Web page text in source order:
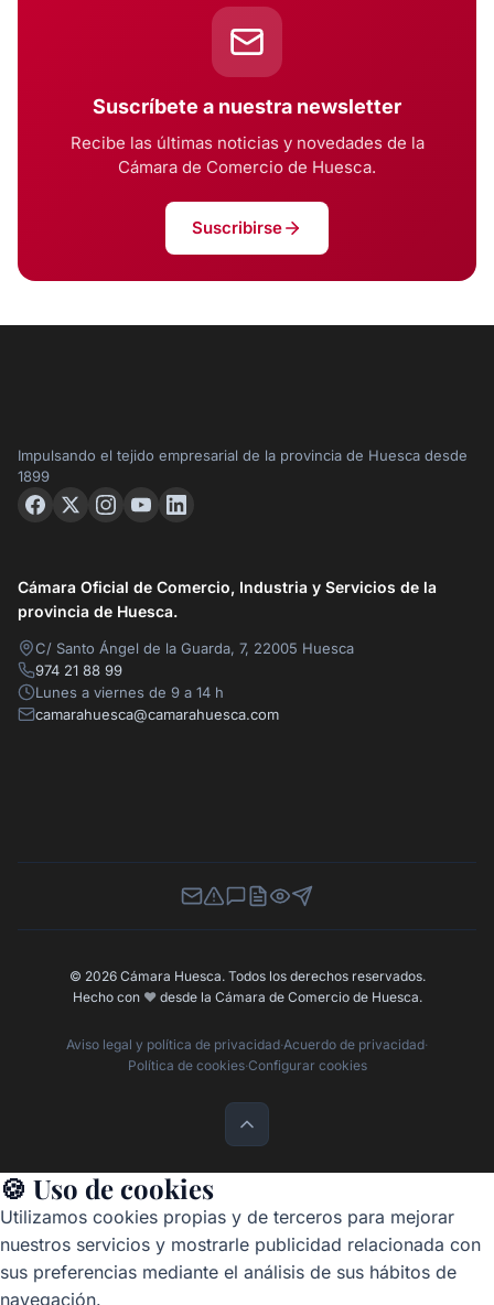
Suscríbete a nuestra newsletter
Recibe las últimas noticias y novedades de la
Cámara de Comercio de Huesca.
Suscribirse
Impulsando el tejido empresarial de la provincia de Huesca desde
1899
Cámara Oficial de Comercio, Industria y Servicios de la
provincia de Huesca.
C/ Santo Ángel de la Guarda, 7, 22005 Huesca
974 21 88 99
Lunes a viernes de 9 a 14 h
camarahuesca@camarahuesca.com
Newsletter
Canal de Denuncias
Buzón de Sugerencias
Perfil Contratante
Ley de Transparencia
Contacta con nosotros
© 2026 Cámara Huesca. Todos los derechos reservados.
Hecho con ❤️desde la Cámara de Comercio de Huesca.
Aviso legal y política de privacidad·Acuerdo de privacidad·
Política de cookies·Configurar cookies
🍪 Uso de cookies
Utilizamos cookies propias y de terceros para mejorar
nuestros servicios y mostrarle publicidad relacionada con
sus preferencias mediante el análisis de sus hábitos de
navegación.